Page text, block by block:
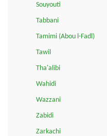
Souyouti
Tabbani
Tamimi (Abou l-Fadl)
Tawil
Tha'alibi
Wahidi
Wazzani
Zabidi
Zarkachi